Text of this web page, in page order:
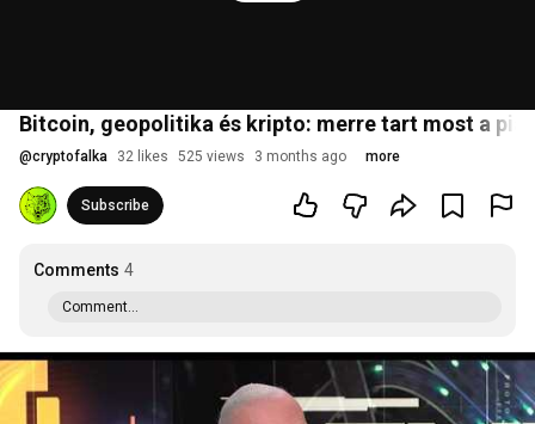
Bitcoin, geopolitika és kripto: merre tart most a
@cryptofalka 32 likes 525 views 3 months ago more
Subscribe
Comments 4
Comment...